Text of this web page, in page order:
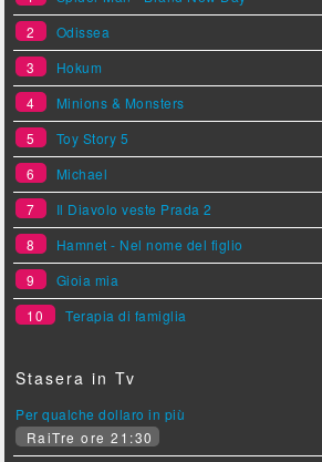
2
Odissea
3
Hokum
4
Minions & Monsters
5
Toy Story 5
6
Michael
7
Il Diavolo veste Prada 2
8
Hamnet - Nel nome del figlio
9
Gioia mia
10
Terapia di famiglia
Stasera in Tv
Per qualche dollaro in più
RaiTre ore 21:30